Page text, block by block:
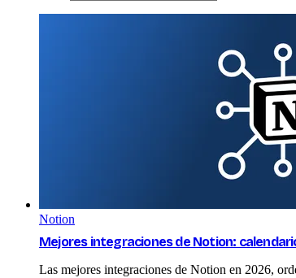
Notion
Mejores integraciones de Notion:
Las mejores integraciones de Notion en 2026,